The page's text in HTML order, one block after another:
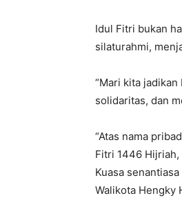
Idul Fitri bukan
silaturahmi,
“Mari kita
solidaritas, dan
“Atas nama
Fitri 1446 Hijriah,
Kuasa
Walikota Hengky